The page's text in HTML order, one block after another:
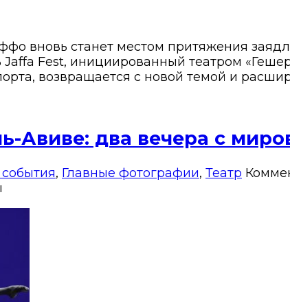
вновь станет местом притяжения
Fest, инициированный театром
возвращается с новой темой и
Авиве: два вечера с
, Главные фотографии, Театр